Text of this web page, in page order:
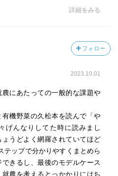
変わらないため、小規模農家
だし、販管費はその限りでな
なものは競争相手が少なくな
である農林水産業が、食品加
2次産業、第3次産業にまで踏
ないもので戦う、自分のテリ
しないと厳しい。
詳細をみる
フォロー
2023.10.01
にあたっての一般的な課題や
機野菜の久松本を読んで「や
げんなりしてた時に読みまし
うどよく網羅されていてほど
テップで分かりやすくまとめら
きるし、最後のモデルケース
農を考えるとっかかりにはち